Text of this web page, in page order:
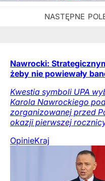
Nawrocki:
żeby nie powiewały
Kwestia symboli UPA
Karola Nawrockiego
zorganizowanej przed
okazji pierwszej
OpinieKraj